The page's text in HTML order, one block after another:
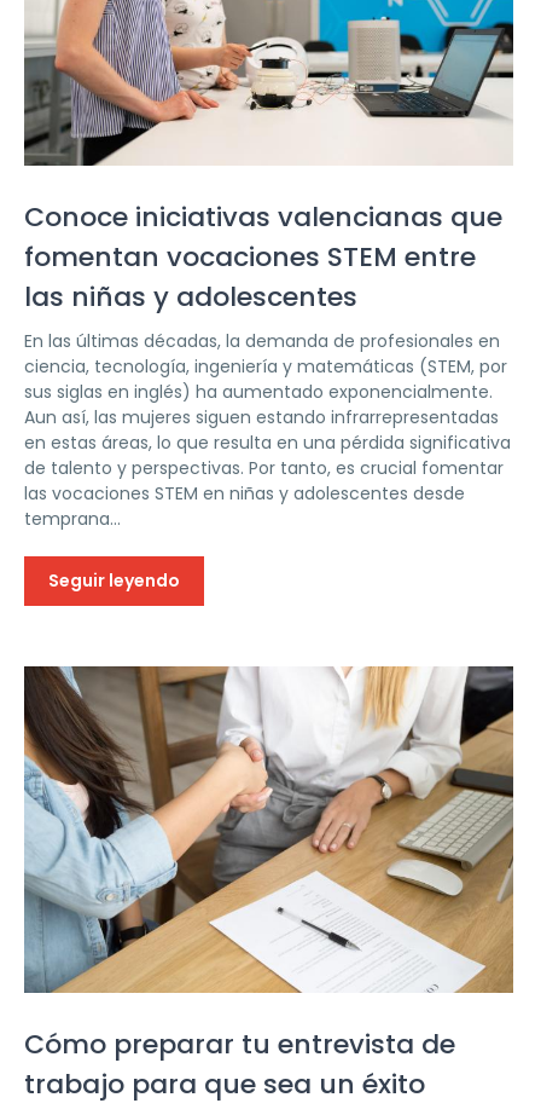
Conoce iniciativas valencianas que
fomentan vocaciones STEM entre
las niñas y adolescentes
En las últimas décadas, la demanda de profesionales en
ciencia, tecnología, ingeniería y matemáticas (STEM, por
sus siglas en inglés) ha aumentado exponencialmente.
Aun así, las mujeres siguen estando infrarrepresentadas
en estas áreas, lo que resulta en una pérdida significativa
de talento y perspectivas. Por tanto, es crucial fomentar
las vocaciones STEM en niñas y adolescentes desde
temprana...
Seguir leyendo
Cómo preparar tu entrevista de
trabajo para que sea un éxito